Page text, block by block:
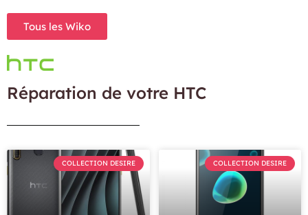
Tous les Wiko
Réparation de votre HTC
COLLECTION DESIRE COLLECTION DESIRE